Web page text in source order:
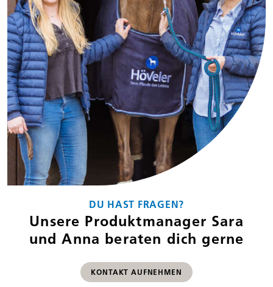
DU HAST FRAGEN?
Unsere Produktmanager Sara
und Anna beraten dich gerne
KONTAKT AUFNEHMEN